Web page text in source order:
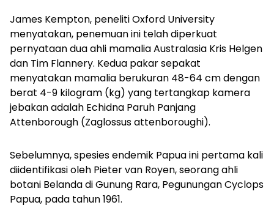
James Kempton, peneliti Oxford University
menyatakan, penemuan ini telah diperkuat
pernyataan dua ahli mamalia Australasia Kris Helgen
dan Tim Flannery. Kedua pakar sepakat
menyatakan mamalia berukuran 48-64 cm dengan
berat 4-9 kilogram (kg) yang tertangkap kamera
jebakan adalah Echidna Paruh Panjang
Attenborough (Zaglossus attenboroughi).
Sebelumnya, spesies endemik Papua ini pertama kali
diidentifikasi oleh Pieter van Royen, seorang ahli
botani Belanda di Gunung Rara, Pegunungan Cyclops
Papua, pada tahun 1961.